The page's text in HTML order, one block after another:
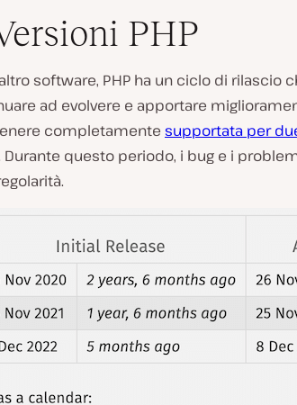
PHP
software, PHP ha un ciclo di rilascio
ad evolvere e apportare
completamente supportata per
Durante questo periodo, i bug e i